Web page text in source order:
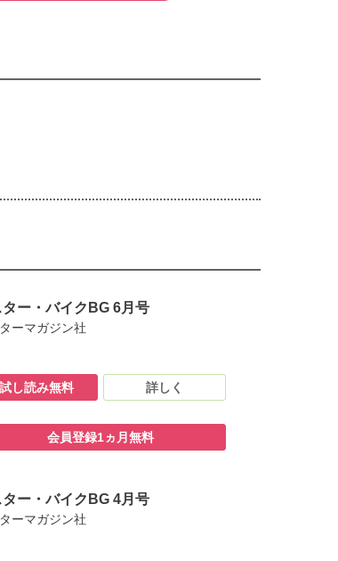
ター・バイクBG 6月号
ーマガジン社
試し読み無料 詳しく
会員登録1ヵ月無料
ター・バイクBG 4月号
ーマガジン社